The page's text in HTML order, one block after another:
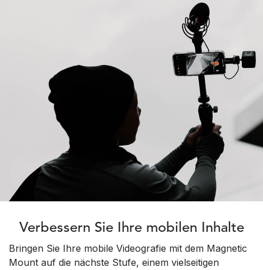
Verbessern Sie Ihre mobilen Inhalte
Bringen Sie Ihre mobile Videografie mit dem Magnetic
Mount auf die nächste Stufe, einem vielseitigen